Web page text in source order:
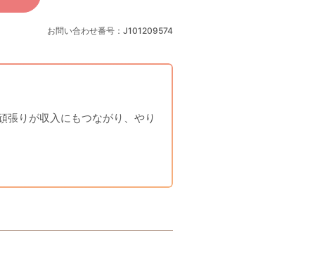
お問い合わせ番号：J101209574
張りが収入にもつながり、やり